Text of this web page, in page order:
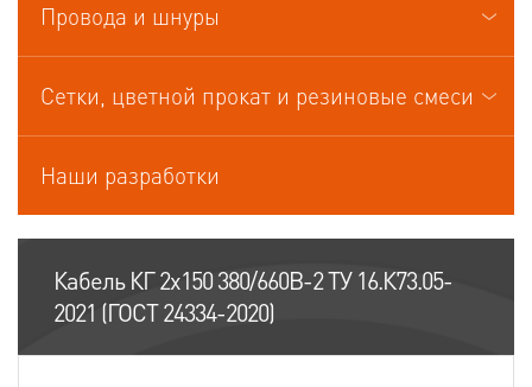
Кабели термоэлектродные
Провода и шнуры
Сетки, цветной прокат и резиновые смеси
Наши разработки
Кабель КГ 2х150 380/660В-2 ТУ 16.К73.05-
2021 (ГОСТ 24334-2020)